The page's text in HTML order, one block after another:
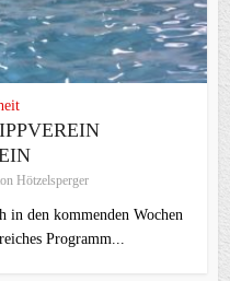
Hötzelsperger
in den kommenden Wochen
Programm...